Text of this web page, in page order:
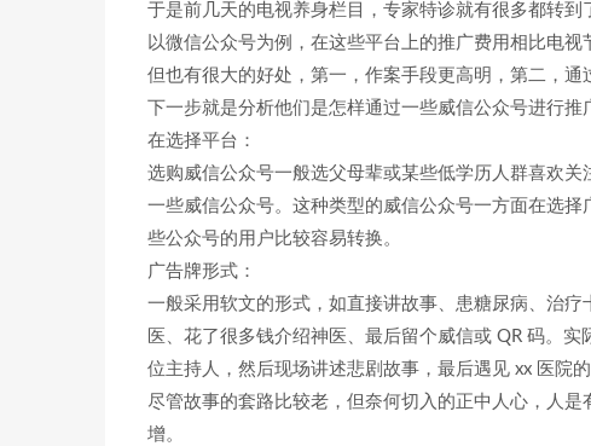
于是前几天的电视养身栏目，专家特诊就有很多都转到
以微信公众号为例，在这些平台上的推广费用相比电
但也有很大的好处，第一，作案手段更高明，第二，通
下一步就是分析他们是怎样通过一些威信公众号进行推
在选择平台：
选购威信公众号一般选父母辈或某些低学历人群喜欢
一些威信公众号。这种类型的威信公众号一方面在选
些公众号的用户比较容易转换。
广告牌形式：
一般采用软文的形式，如直接讲故事、患糖尿病、治
医、花了很多钱介绍神医、最后留个威信或 QR 码。
位主持人，然后现场讲述悲剧故事，最后遇见 xx 医院的
尽管故事的套路比较老，但奈何切入的正中人心，人
增。